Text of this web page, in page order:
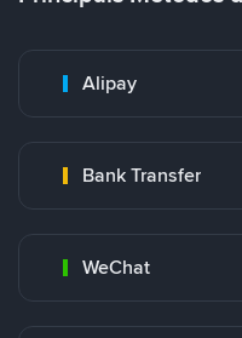
Alipay
Bank Transfer
WeChat